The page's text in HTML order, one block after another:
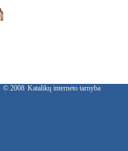
© 2008 Katalikų interneto tarnyba